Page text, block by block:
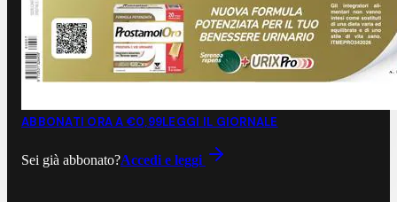
ABBONATI ORA A €0,99LEGGI IL GIORNALE
Sei già abbonato?Accedi e leggi